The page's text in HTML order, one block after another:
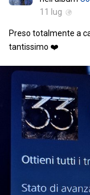
11 lug
Preso totalmente a
tantissimo ❤️